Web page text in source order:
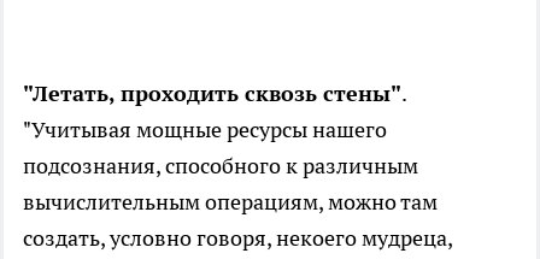
"Летать, проходить сквозь стены".
"Учитывая мощные ресурсы нашего
подсознания, способного к различным
вычислительным операциям, можно там
создать, условно говоря, некоего мудреца,